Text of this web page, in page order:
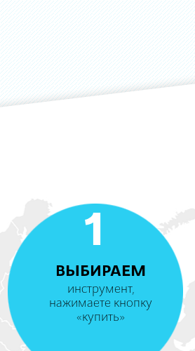
1
ВЫБИРАЕМ
инструмент,
нажимаете кнопку
«купить»